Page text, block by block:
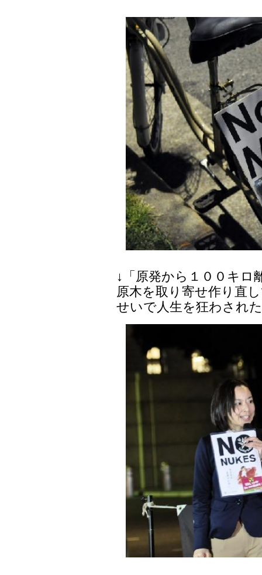
↓「原発から１００キ
原木を取り寄せ作り直
せいで人生を狂わされ